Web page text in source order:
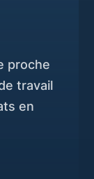
proche
travail
en